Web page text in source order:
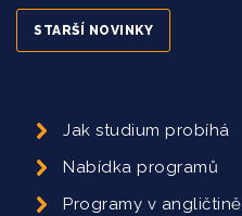
STARŠÍ NOVINKY
Jak studium probíhá
Nabídka programů
Programy v angličtině